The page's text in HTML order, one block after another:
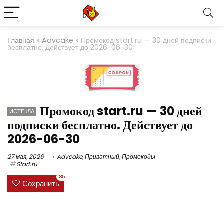
Главная » Advcake » Промокод start.ru — 30 дней подписки
бесплатно. Действует до 2026-06-30
ИСТЕКЛА
Промокод start.ru — 30 дней
подписки бесплатно. Действует до
2026-06-30
27 мая, 2026 Advcake,Приватный,Промокоды
Start.ru
Сохранить
85